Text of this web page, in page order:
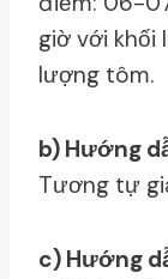
giờ với khối
lượng tôm.
b) Hướng
Tương tự
c) Hướng